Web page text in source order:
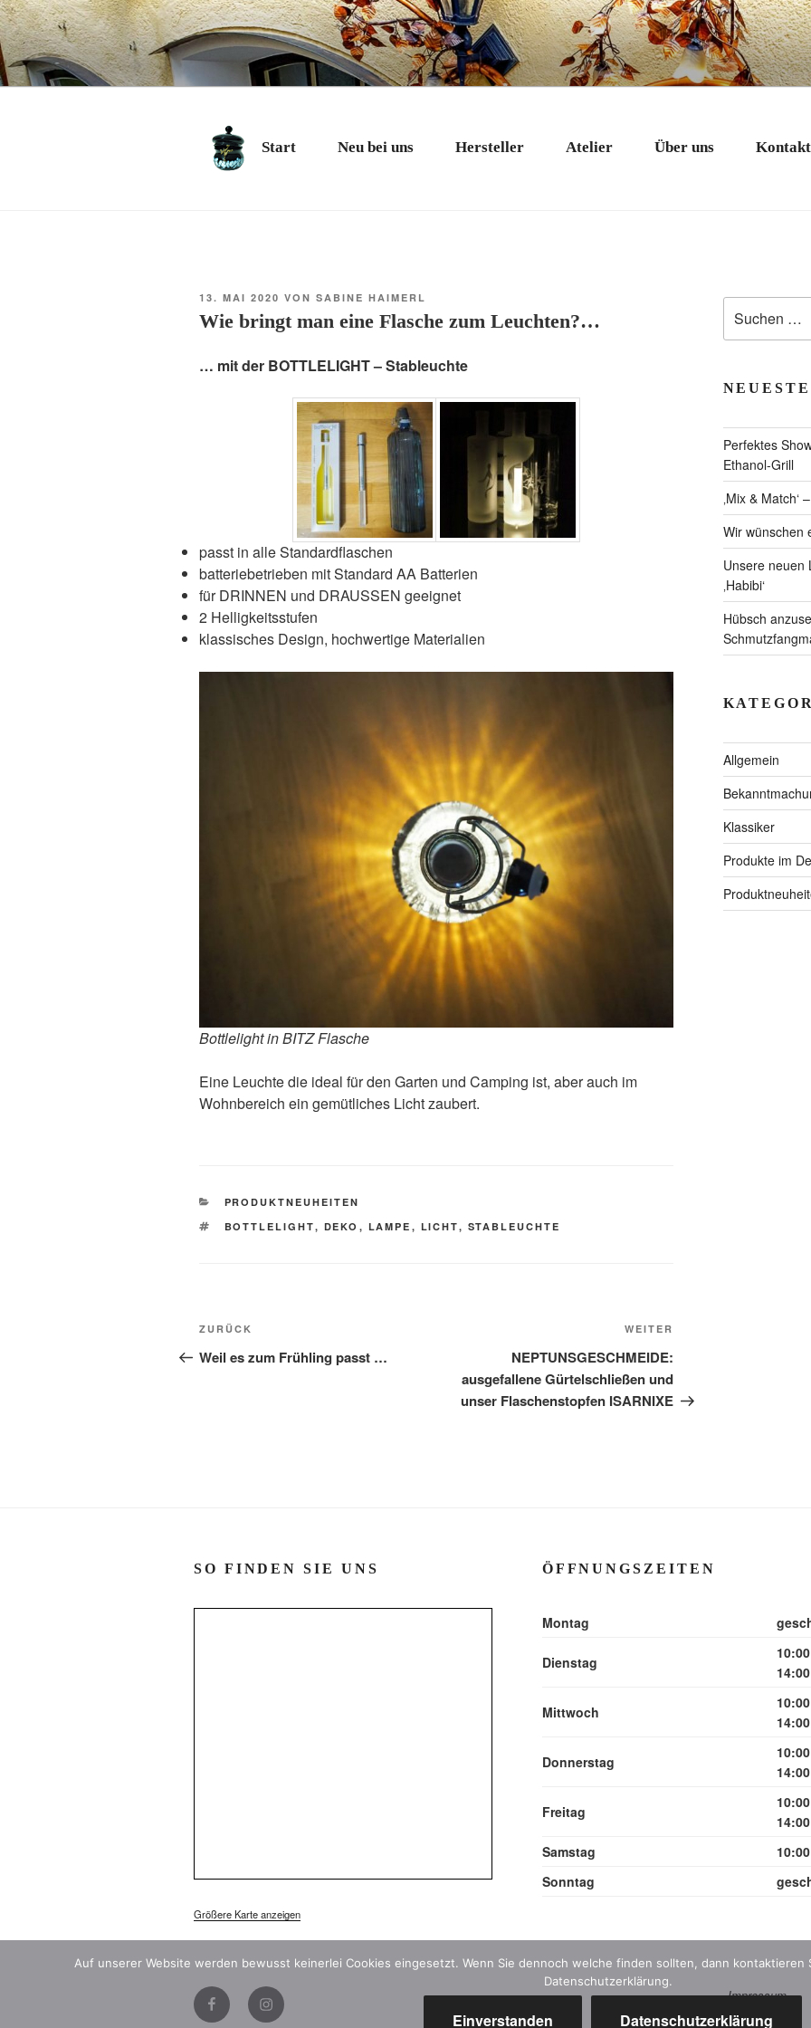
Zum
Inhalt
springen
CHARME EXKLUSIV
Geschenkartikel & Kunstobjekte in Bad Tölz
Start Neu bei uns Hersteller Atelier Über uns Kontakt
VERÖFFENTLICHT
13. MAI 2020 VON SABINE HAIMERL
Wie bringt man eine Flasche zum Leuchten?…
… mit der BOTTLELIGHT – Stableuchte
passt in alle Standardflaschen
batteriebetrieben mit Standard AA Batterien
für DRINNEN und DRAUSSEN geeignet
2 Helligkeitsstufen
klassisches Design, hochwertige Materialien
Bottlelight in BITZ Flasche
Eine Leuchte die ideal für den Garten und Camping ist, aber auch im
Wohnbereich ein gemütliches Licht zaubert.
KATEGORIEN
PRODUKTNEUHEITEN
SCHLAGWÖRTER
BOTTLELIGHT, DEKO , LAMPE , LICHT, STABLEUCHTE
Beitragsnavigation
Vorheriger
Beitrag
ZURÜCK
Weil es zum Frühling passt …
WEITER
NEPTUNSGESCHMEIDE:
ausgefallene Gürtelschließen und
unser Flaschenstopfen ISARNIXE
nach:
Perfektes
Ethanol-Grill
‚Mix &
Wir wünschen
Unsere neuen
‚Habibi‘
Hübsch
Allgemein
Klassiker
Produkte im
SO FINDEN SIE UNS
Größere Karte anzeigen
ÖFFNUNGSZEITEN
Montag
Dienstag
Mittwoch
Donnerstag
Freitag
Samstag
Sonntag
Facebook
Instagram
Impressum
Datenschutz
Auf unserer Website werden bewusst keinerlei Cookies eingesetzt. Wenn Sie dennoch welche finden sollten, dann
Datenschutzerklärung.
Einverstanden Datenschutzerklärung